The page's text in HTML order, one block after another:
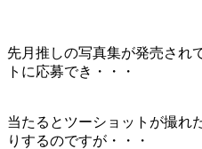
先月推しの写真集が発売され
トに応募でき・・・
当たるとツーショットが撮れ
りするのですが・・・